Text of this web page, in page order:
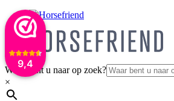
9,4
Waar bent u naar op zoek?
×